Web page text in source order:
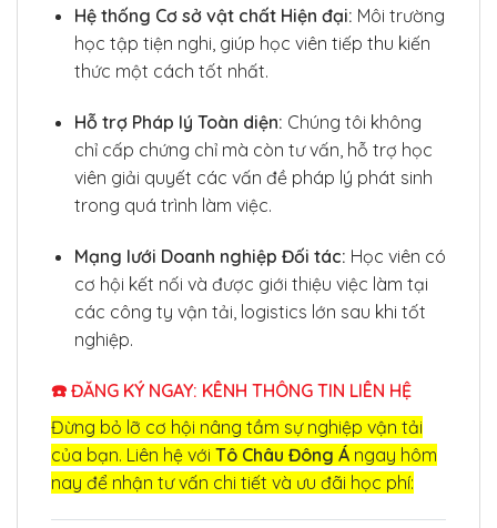
Hệ thống Cơ sở vật chất Hiện đại: Môi trường
học tập tiện nghi, giúp học viên tiếp thu kiến
thức một cách tốt nhất.
Hỗ trợ Pháp lý Toàn diện: Chúng tôi không
chỉ cấp chứng chỉ mà còn tư vấn, hỗ trợ học
viên giải quyết các vấn đề pháp lý phát sinh
trong quá trình làm việc.
Mạng lưới Doanh nghiệp Đối tác: Học viên có
cơ hội kết nối và được giới thiệu việc làm tại
các công ty vận tải, logistics lớn sau khi tốt
nghiệp.
☎️ ĐĂNG KÝ NGAY: KÊNH THÔNG TIN LIÊN HỆ
Đừng bỏ lỡ cơ hội nâng tầm sự nghiệp vận tải
của bạn. Liên hệ với Tô Châu Đông Á ngay hôm
nay để nhận tư vấn chi tiết và ưu đãi học phí: